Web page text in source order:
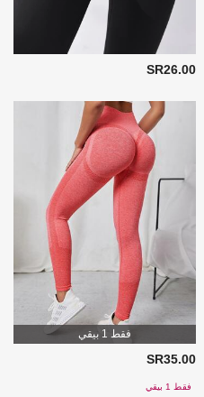
SR26.00
فقط 1 بيقي
SR35.00
فقط 1 بيقي